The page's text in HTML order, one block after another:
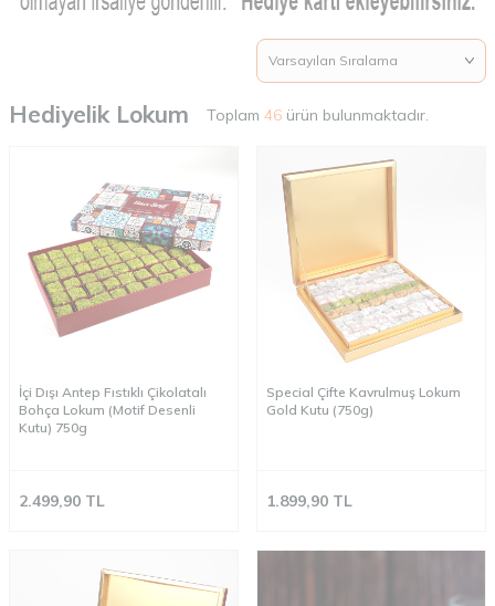
Hediyelik Lokum Toplam 46 ürün bulunmaktadır.
İçi Dışı Antep Fıstıklı Çikolatalı
Bohça Lokum (Motif Desenli
Kutu) 750g
2.499,90 TL
Special Çifte Kavrulmuş Lokum
Gold Kutu (750g)
1.899,90 TL